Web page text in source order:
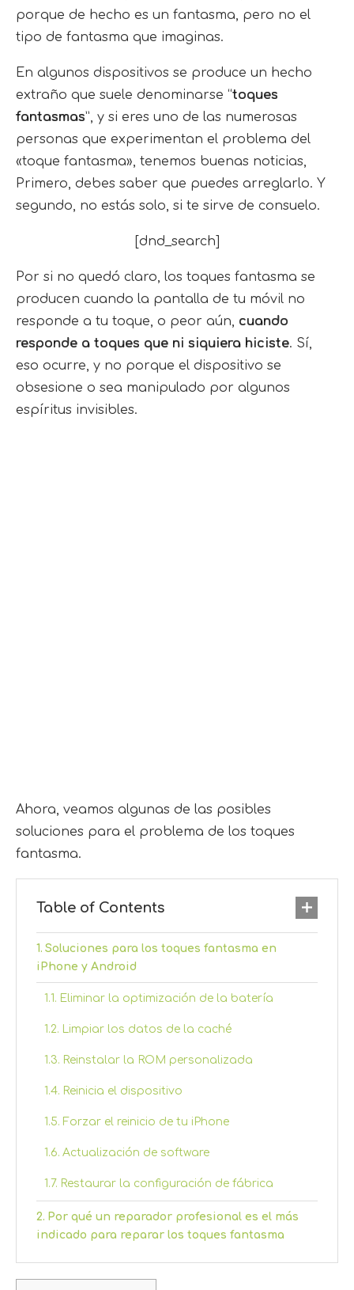
porque de hecho es un fantasma, pero no el
tipo de fantasma que imaginas.
En algunos dispositivos se produce un hecho
extraño que suele denominarse “toques
fantasmas”, y si eres uno de las numerosas
personas que experimentan el problema del
«toque fantasma», tenemos buenas noticias,
Primero, debes saber que puedes arreglarlo. Y
segundo, no estás solo, si te sirve de consuelo.
[dnd_search]
Por si no quedó claro, los toques fantasma se
producen cuando la pantalla de tu móvil no
responde a tu toque, o peor aún, cuando
responde a toques que ni siquiera hiciste. Sí,
eso ocurre, y no porque el dispositivo se
obsesione o sea manipulado por algunos
espíritus invisibles.
Ahora, veamos algunas de las posibles
soluciones para el problema de los toques
fantasma.
Table of Contents
Soluciones para los toques fantasma en
iPhone y Android
Eliminar la optimización de la batería
Limpiar los datos de la caché
Reinstalar la ROM personalizada
Reinicia el dispositivo
Forzar el reinicio de tu iPhone
Actualización de software
Restaurar la configuración de fábrica
Por qué un reparador profesional es el más
indicado para reparar los toques fantasma